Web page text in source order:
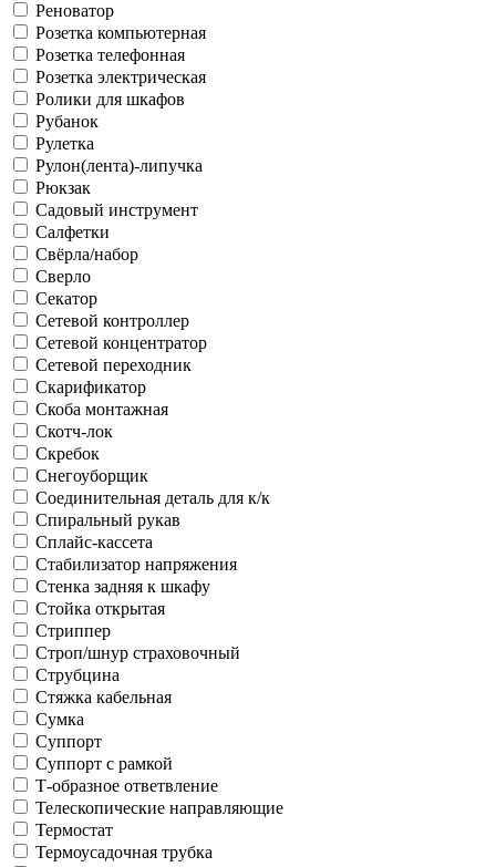
Реноватор
Розетка компьютерная
Розетка телефонная
Розетка электрическая
Ролики для шкафов
Рубанок
Рулетка
Рулон(лента)-липучка
Рюкзак
Садовый инструмент
Салфетки
Свёрла/набор
Сверло
Секатор
Сетевой контроллер
Сетевой концентратор
Сетевой переходник
Скарификатор
Скоба монтажная
Скотч-лок
Скребок
Снегоуборщик
Соединительная деталь для к/к
Спиральный рукав
Сплайс-кассета
Стабилизатор напряжения
Стенка задняя к шкафу
Стойка открытая
Стриппер
Строп/шнур страховочный
Струбцина
Стяжка кабельная
Сумка
Суппорт
Суппорт с рамкой
Т-образное ответвление
Телескопические направляющие
Термостат
Термоусадочная трубка